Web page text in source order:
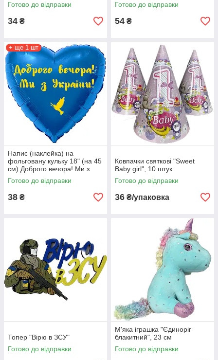
Готово до відправки
34 ₴
Готово до відправки
54 ₴
+ ще 1 шт
Напис (наклейка) на
фольговану кульку 18" (на 45
см) Доброго вечора! Ми з
України! (будь-який колір)
Готово до відправки
38 ₴
Ковпачки святкові "Sweet
Baby girl", 10 штук
Готово до відправки
36 ₴/упаковка
Топер "Вірю в ЗСУ"
Готово до відправки
М'яка іграшка "Єдиноріг
блакитний", 23 см
Готово до відправки